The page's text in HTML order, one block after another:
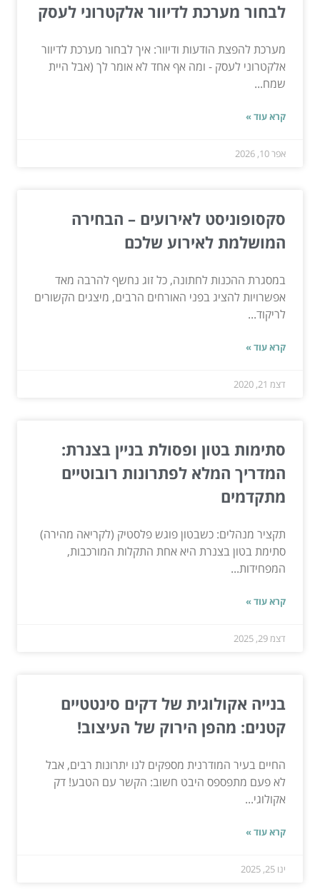
לבחור מערכת לדיוור אלקטרוני לעסק
מערכת להפצת הודעות ודיוור: איך לבחור מערכת לדיוור
אלקטרוני לעסק - ומה אף אחד לא אומר לך (אבל היית
שמח...
קרא עוד »
אפר 10, 2026
סקסופוניסט לאירועים – הבחירה
המושלמת לאירוע שלכם
במסגרת ההכנות לחתונה, כל זוג נחשף להרבה מאד
אפשרויות להציג בפני האורחים הרבים, מיצגים הקשורים
לריקוד...
קרא עוד »
דצמ 21, 2020
סתימות בטון ופסולת בניין בצנרת:
המדריך המלא לפתרונות רובוטיים
מתקדמים
תקציר מנהלים: כשבטון פוגש פלסטיק (לקריאה מהירה)
סתימת בטון בצנרת היא אחת התקלות המורכבות,
המפחידות...
קרא עוד »
דצמ 29, 2025
בנייה אקולוגית של דקים סינטטיים
קטנים: מהפן הירוק של העיצוב!
החיים בעיר המודרנית מספקים לנו יתרונות רבים, אבל
לא פעם מתפספס היבט חשוב: הקשר עם הטבע! דק
אקולוגי...
קרא עוד »
ינו 25, 2025